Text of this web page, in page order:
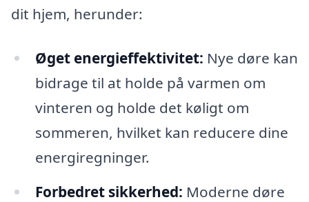
dit hjem, herunder:
Øget energieffektivitet: Nye døre kan
bidrage til at holde på varmen om
vinteren og holde det køligt om
sommeren, hvilket kan reducere dine
energiregninger.
Forbedret sikkerhed: Moderne døre